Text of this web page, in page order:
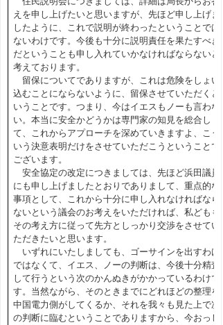
えを申し上げたいと思いますが、先ほど申し上げま
したように、これで説明が終わったということでは
ないわけです。今後も十分に説明責任を果たすべき
だということも申し入れていかなければならないと
考えております。
留保についてでありますが、これは危険をしょい
込むことにならないように、留保させていただくと
いうことです。つまり、今はイエスもノーも言わな
い。本当に安全かどうかは専門家の知見を総合し
て、これからアプローチを深めていきますよ、こう
いう決意表明だけをさせていただこうということで
ございます。
安全協定の改定につきましては、先ほど浜田議員
にも申し上げましたとおりでありまして、重点的な
事項として、これから十分に申し入れなければなら
ないという議会のお考えをいただければ、私どもも
その考え方に従って先方としっかり交渉をさせてい
ただきたいと思います。
いずれにいたしましても、ゴーサインを出すわけ
ではなくて、イエス、ノーの判断は、今後十分精査
して行うという次のかんぬきがかかっているわけで
す。当然ながら、そのときまでにどれほどの整理を
中国電力側がしてくるか、それを我々も見た上で次
の判断に臨むということでありますから、今おっし